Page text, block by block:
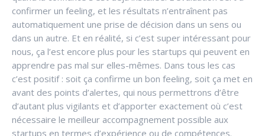
confirmer un feeling, et les résultats n’entraînent pas
automatiquement une prise de décision dans un sens ou
dans un autre. Et en réalité, si c’est super intéressant pour
nous, ça l’est encore plus pour les startups qui peuvent en
apprendre pas mal sur elles-mêmes. Dans tous les cas
c’est positif : soit ça confirme un bon feeling, soit ça met en
avant des points d’alertes, qui nous permettrons d’être
d’autant plus vigilants et d’apporter exactement où c’est
nécessaire le meilleur accompagnement possible aux
startups en termes d’expérience ou de compétences.